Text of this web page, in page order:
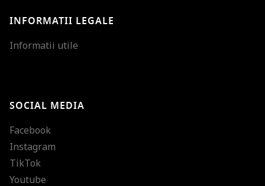
INFORMATII LEGALE
Informatii utile
SOCIAL MEDIA
Facebook
Instagram
TikTok
Youtube